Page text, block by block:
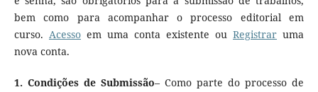
bem como para acompanhar o processo editorial em
curso. Acessoem uma conta existente ouRegistrar uma
nova conta.
1. Condições de Submissão– Como parte do processo de